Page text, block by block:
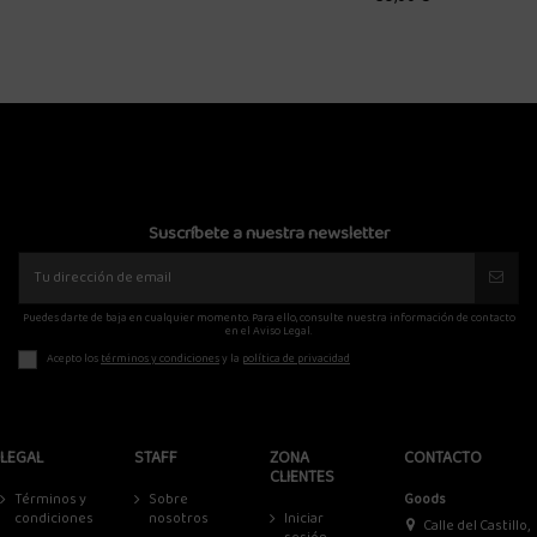
Suscríbete a nuestra newsletter
Puedes darte de baja en cualquier momento. Para ello, consulte nuestra información de contacto
en el Aviso Legal.
Acepto lostérminos y condicionesy la política de privacidad
LEGAL
Términos y
condiciones
STAFF
Sobre
nosotros
ZONA
CLIENTES
Iniciar
CONTACTO
Goods
Calle del Castillo,